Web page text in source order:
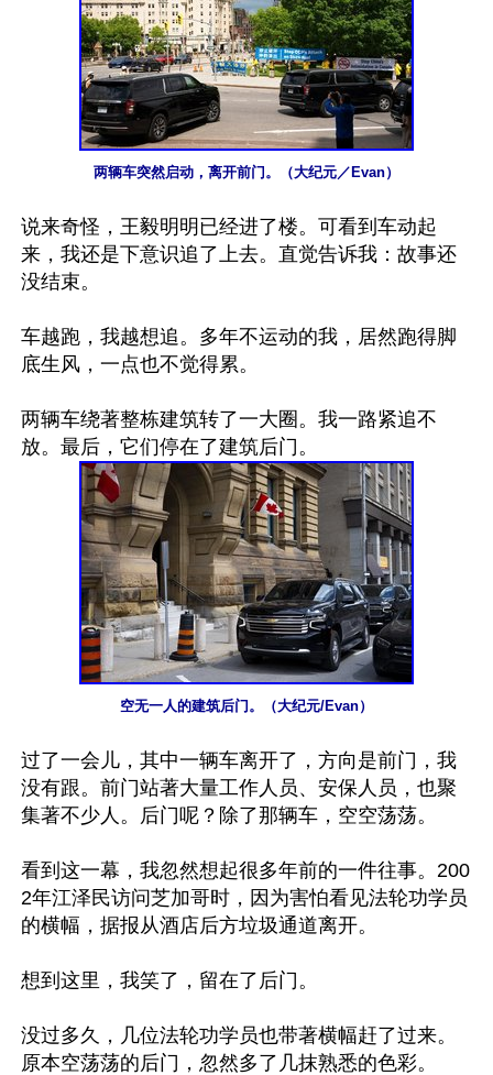
两辆车突然启动，离开前门。（大纪元／Evan）
说来奇怪，王毅明明已经进了楼。可看到车动起
来，我还是下意识追了上去。直觉告诉我：故事还
没结束。
车越跑，我越想追。多年不运动的我，居然跑得脚
底生风，一点也不觉得累。
两辆车绕著整栋建筑转了一大圈。我一路紧追不
空无一人的建筑后门。（大纪元/Evan）
过了一会儿，其中一辆车离开了，方向是前门，我
没有跟。前门站著大量工作人员、安保人员，也聚
集著不少人。后门呢？除了那辆车，空空荡荡。
看到这一幕，我忽然想起很多年前的一件往事。200
2年江泽民访问芝加哥时，因为害怕看见法轮功学员
的横幅，据报从酒店后方垃圾通道离开。
想到这里，我笑了，留在了后门。
没过多久，几位法轮功学员也带著横幅赶了过来。